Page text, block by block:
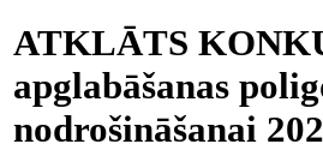
ATKLĀTS
apglabāšanas
nodrošināšanai